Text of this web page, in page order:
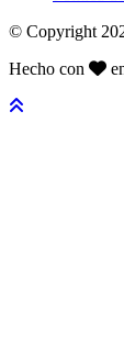
© Copyright
Hecho con